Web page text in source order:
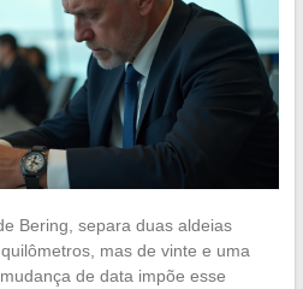
Bering, separa duas aldeias
mas de vinte e uma
de data impõe esse